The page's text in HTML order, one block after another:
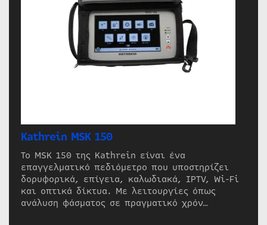
Kathrein MSK 150
Το MSK 150 της Kathrein είναι ένα
επαγγελματικό πεδιόμετρο που υποστηρίζει
δορυφορικά, επίγεια, καλωδιακά, IPTV, Wi-Fi
και οπτικά δίκτυα. Με λειτουργίες όπως
ανάλυση φάσματος σε πραγματικό χρόν…